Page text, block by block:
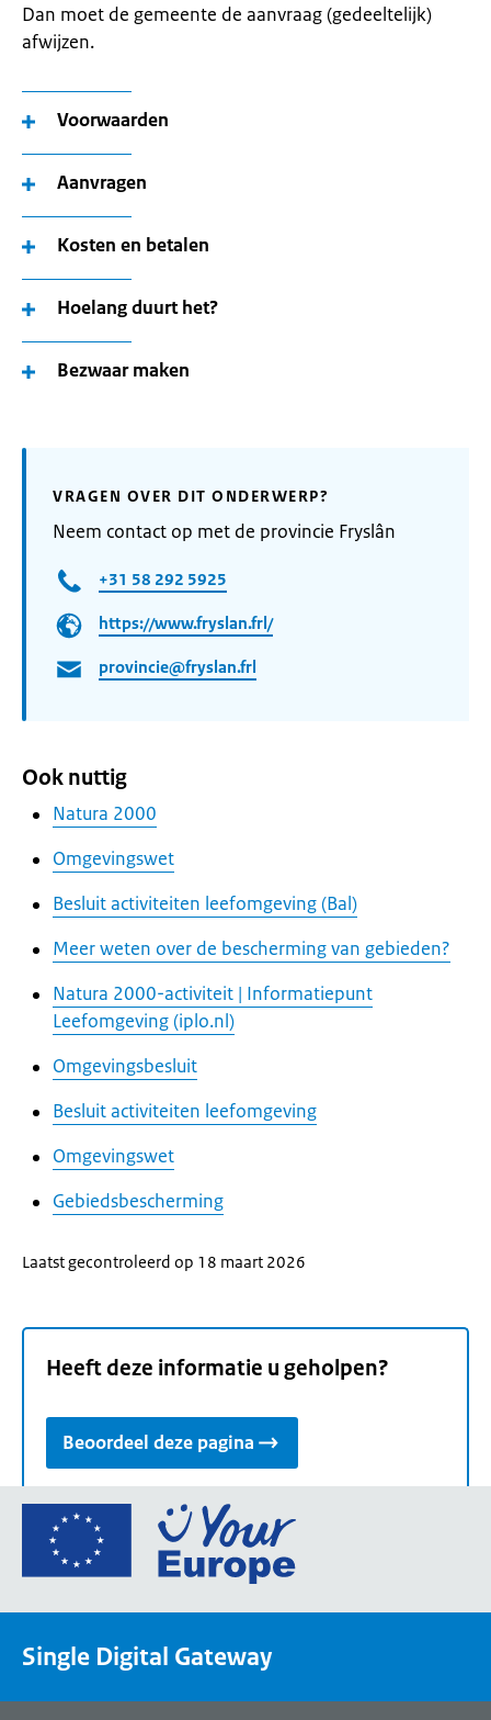
Dan moet de gemeente de aanvraag (gedeeltelijk)
afwijzen.
Voorwaarden
Aanvragen
Kosten en betalen
Hoelang duurt het?
Bezwaar maken
VRAGEN OVER DIT ONDERWERP?
Neem contact op met de provincie Fryslân
+31 58 292 5925
https://www.fryslan.frl/
provincie@fryslan.frl
Ook nuttig
Natura 2000
Omgevingswet
Besluit activiteiten leefomgeving (Bal)
Meer weten over de bescherming van gebieden?
Natura 2000-activiteit | Informatiepunt
Leefomgeving (iplo.nl)
Omgevingsbesluit
Besluit activiteiten leefomgeving
Omgevingswet
Gebiedsbescherming
Laatst gecontroleerd op 18 maart 2026
Heeft deze informatie u geholpen?
Beoordeel deze pagina
Ga
de
een
Single Digital Gateway